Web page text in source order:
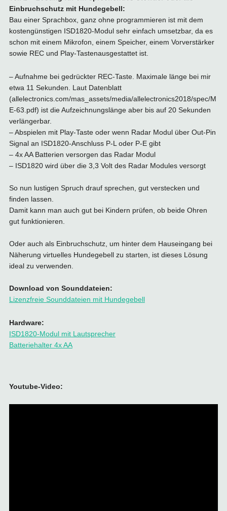
Einbruchschutz mit Hundegebell:
Bau einer Sprachbox, ganz ohne programmieren ist mit dem
kostengünstigen ISD1820-Modul sehr einfach umsetzbar, da es
schon mit einem Mikrofon, einem Speicher, einem Vorverstärker
sowie REC und Play-Tastenausgestattet ist.
– Aufnahme bei gedrückter REC-Taste. Maximale länge bei mir
etwa 11 Sekunden. Laut Datenblatt
(allelectronics.com/mas_assets/media/allelectronics2018/spec/M
E-63.pdf) ist die Aufzeichnungslänge aber bis auf 20 Sekunden
verlängerbar.
– Abspielen mit Play-Taste oder wenn Radar Modul über Out-Pin
Signal an ISD1820-Anschluss P-L oder P-E gibt
– 4x AA Batterien versorgen das Radar Modul
– ISD1820 wird über die 3,3 Volt des Radar Modules versorgt
So nun lustigen Spruch drauf sprechen, gut verstecken und
finden lassen.
Damit kann man auch gut bei Kindern prüfen, ob beide Ohren
gut funktionieren.
Oder auch als Einbruchschutz, um hinter dem Hauseingang bei
Näherung virtuelles Hundegebell zu starten, ist dieses Lösung
ideal zu verwenden.
Download von Sounddateien:
Lizenzfreie Sounddateien mit Hundegebell
Hardware:
ISD1820-Modul mit Lautsprecher
Batteriehalter 4x AA
Youtube-Video: